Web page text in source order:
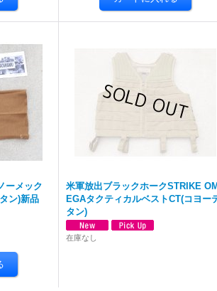
ーメック
ン)新品
米軍放出ブラックホークSTRIKE OM
EGAタクティカルベストCT(コヨー
タン)
在庫なし